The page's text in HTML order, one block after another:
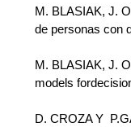
M. BLASIAK, J.
de personas con
M. BLASIAK, J.
models
D. CROZA Y